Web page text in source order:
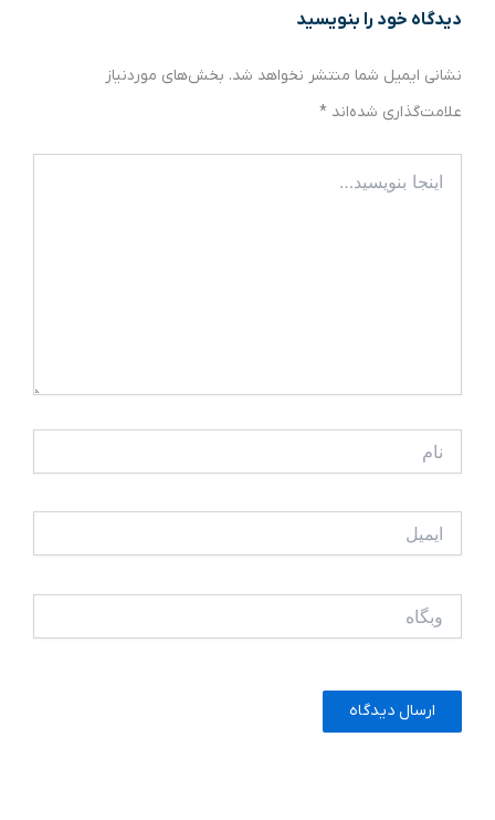
دیدگاه‌ خود را بنویسید
نشانی ایمیل شما منتشر نخواهد شد. بخش‌های موردنیاز
علامت‌گذاری شده‌اند *
بنویسید…